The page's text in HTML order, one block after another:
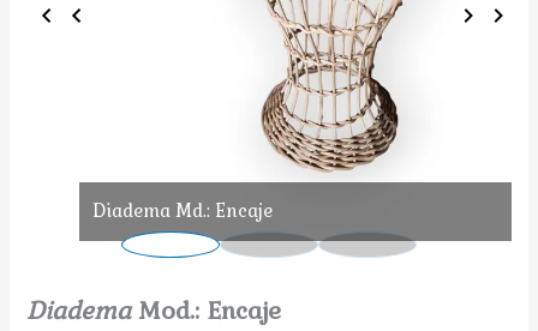
Diadema Md.: Encaje
DiademaMod.: Encaje